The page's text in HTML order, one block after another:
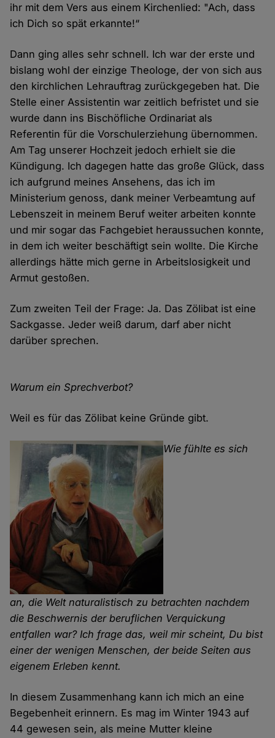
ihr mit dem Vers aus einem Kirchenlied: "Ach, dass
ich Dich so spät erkannte!“
Dann ging alles sehr schnell. Ich war der erste und
bislang wohl der einzige Theologe, der von sich aus
den kirchlichen Lehrauftrag zurückgegeben hat. Die
Stelle einer Assistentin war zeitlich befristet und sie
wurde dann ins Bischöfliche Ordinariat als
Referentin für die Vorschulerziehung übernommen.
Am Tag unserer Hochzeit jedoch erhielt sie die
Kündigung. Ich dagegen hatte das große Glück, dass
ich aufgrund meines Ansehens, das ich im
Ministerium genoss, dank meiner Verbeamtung auf
Lebenszeit in meinem Beruf weiter arbeiten konnte
und mir sogar das Fachgebiet heraussuchen konnte,
in dem ich weiter beschäftigt sein wollte. Die Kirche
allerdings hätte mich gerne in Arbeitslosigkeit und
Armut gestoßen.
Zum zweiten Teil der Frage: Ja. Das Zölibat ist eine
Sackgasse. Jeder weiß darum, darf aber nicht
darüber sprechen.
Warum ein Sprechverbot?
Weil es für das Zölibat keine Gründe gibt.
Wie fühlte es sich
an, die Welt naturalistisch zu betrachten nachdem
die Beschwernis der beruflichen Verquickung
entfallen war? Ich frage das, weil mir scheint, Du bist
einer der wenigen Menschen, der beide Seiten aus
eigenem Erleben kennt.
In diesem Zusammenhang kann ich mich an eine
Begebenheit erinnern. Es mag im Winter 1943 auf
44 gewesen sein, als meine Mutter kleine